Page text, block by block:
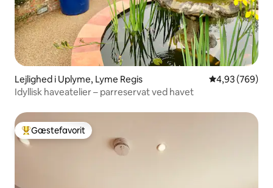
Lejlighed i Uplyme, Lyme Regis 4,93 ud af 5 i
4,93 (769)
Idyllisk haveatelier – parreservat ved havet
Bedste gæstefavorit
Gæstefavorit